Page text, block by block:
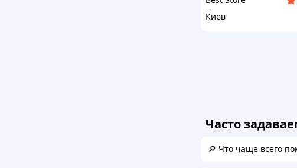
Киев
Часто
🔎 Что чаще всего